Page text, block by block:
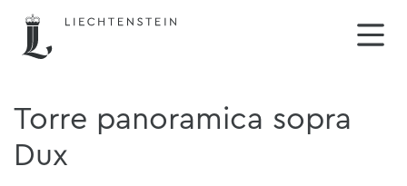
Torre panoramica sopra
Dux